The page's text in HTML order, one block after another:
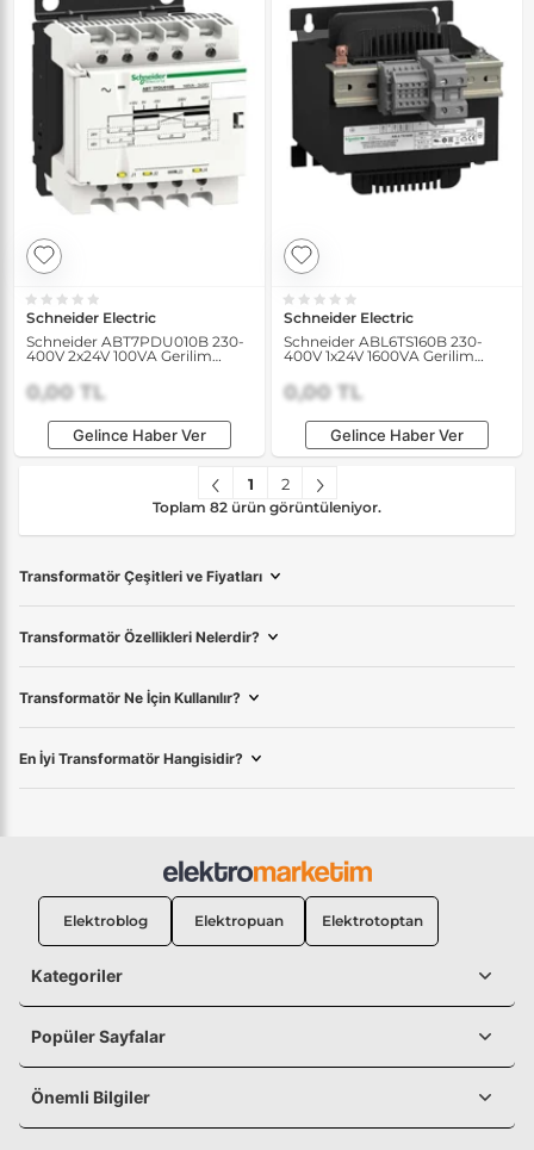
Schneider Electric
Schneider ABT7PDU010B 230-
400V 2x24V 100VA Gerilim
0,00 TL
Gelince Haber Ver
Schneider Electric
Schneider ABL6TS160B 230-
400V 1x24V 1600VA Gerilim
0,00 TL
Gelince Haber Ver
1 2
Toplam 82 ürün görüntüleniyor.
Transformatör Çeşitleri ve Fiyatları
Transformatör Özellikleri Nelerdir?
Transformatör Ne İçin Kullanılır?
En İyi Transformatör Hangisidir?
Elektroblog Elektropuan Elektrotoptan
Kategoriler
Popüler Sayfalar
Önemli Bilgiler